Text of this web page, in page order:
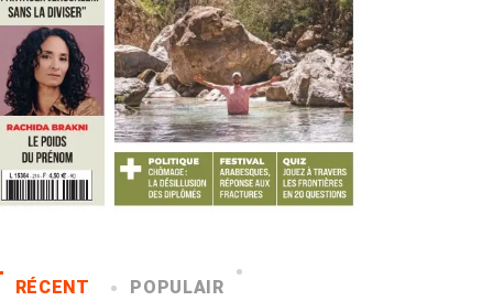
RÉCENT POPULAIR